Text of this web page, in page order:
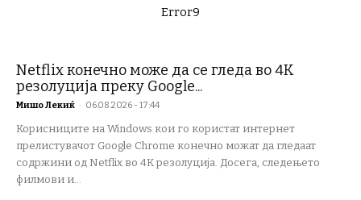
Error9
Netflix конечно може да се гледа во 4K
резолуција преку Google...
Мишо Лекиќ - 06.08.2026 - 17:44
Корисниците на Windows кои го користат интернет
прелистувачот Google Chrome конечно можат да гледаат
содржини од Netflix во 4K резолуција. Досега, следењето
филмови и...